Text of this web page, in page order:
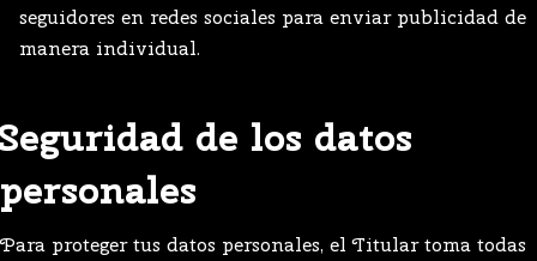
seguidores en redes sociales para enviar publicidad de
manera individual.
Seguridad de los datos
personales
Para proteger tus datos personales, el Titular toma todas